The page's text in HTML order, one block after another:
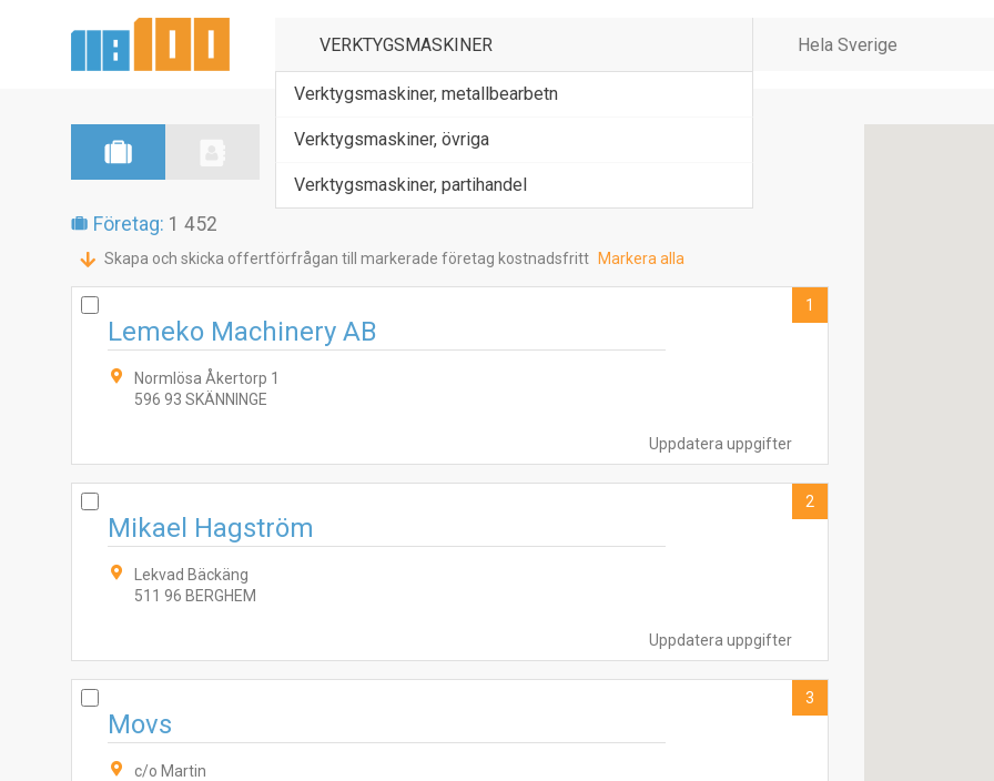
Verktygsmaskiner, metallbearbetn
Verktygsmaskiner, övriga
Verktygsmaskiner, partihandel
Företag: 1 452
Skapa och skicka offertförfrågan till markerade företag kostnadsfritt Markera alla
Uppdatera uppgifter
Lemeko Machinery AB
Normlösa Åkertorp 1
596 93 SKÄNNINGE
1
Uppdatera uppgifter
Mikael Hagström
Lekvad Bäckäng
511 96 BERGHEM
2
Movs
c/o Martin
3